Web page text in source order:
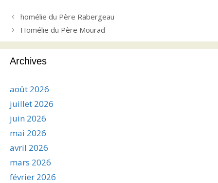
homélie du Père Rabergeau
Homélie du Père Mourad
Archives
août 2026
juillet 2026
juin 2026
mai 2026
avril 2026
mars 2026
février 2026